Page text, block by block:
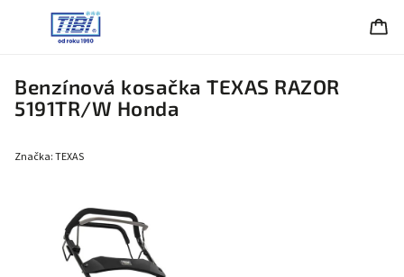
Benzínová kosačka TEXAS RAZOR
5191TR/W Honda
Značka:TEXAS